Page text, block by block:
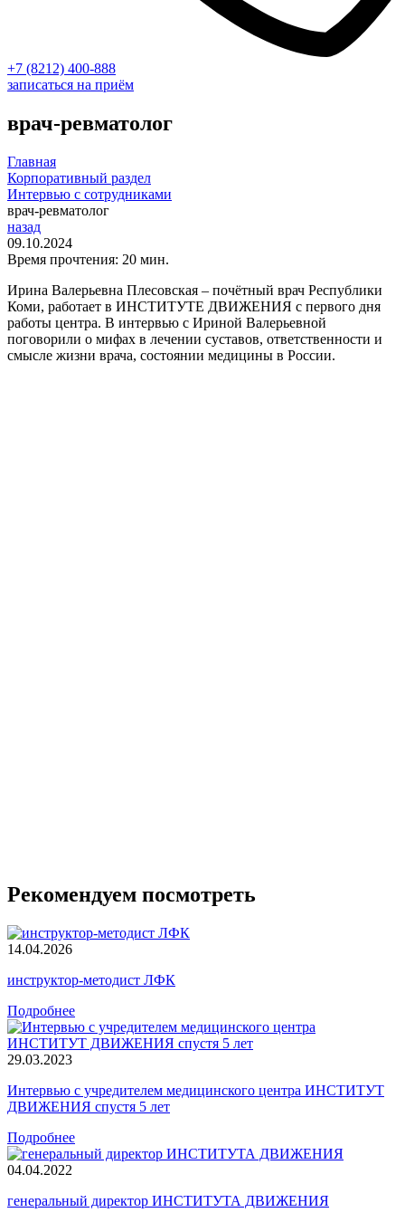
+7 (8212) 400-888
записаться на приём
врач-ревматолог
Главная
Корпоративный раздел
Интервью с сотрудниками
врач-ревматолог
назад
09.10.2024
Время прочтения: 20 мин.
Ирина Валерьевна Плесовская – почётный врач Республики
Коми, работает в ИНСТИТУТЕ ДВИЖЕНИЯ с первого дня
работы центра. В интервью с Ириной Валерьевной
поговорили о мифах в лечении суставов, ответственности и
смысле жизни врача, состоянии медицины в России.
Рекомендуем посмотреть
14.04.2026
инструктор-методист ЛФК
Подробнее
29.03.2023
Интервью с учредителем медицинского центра ИНСТИТУТ
ДВИЖЕНИЯ спустя 5 лет
Подробнее
04.04.2022
генеральный директор ИНСТИТУТА ДВИЖЕНИЯ